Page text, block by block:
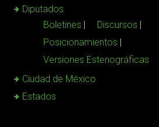
Diputados
Boletines
Discursos
Posicionamientos
Versiones Estenográficas
Ciudad de México
Estados